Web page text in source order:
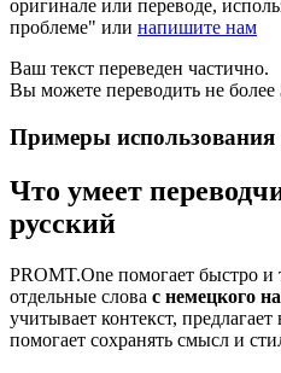
оригинале или переводе,
проблеме" или напишите нам
Ваш текст переведен частично.
Вы можете переводить не более
Примеры использования
Что умеет
русский
PROMT.One помогает быстро и
отдельные слова с немецкого
учитывает контекст,
помогает сохранять смысл и